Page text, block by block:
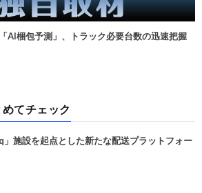
AI梱包予測」、トラック必要台数の迅速把握
めてチェック
施設を起点とした新たな配送プラットフォー